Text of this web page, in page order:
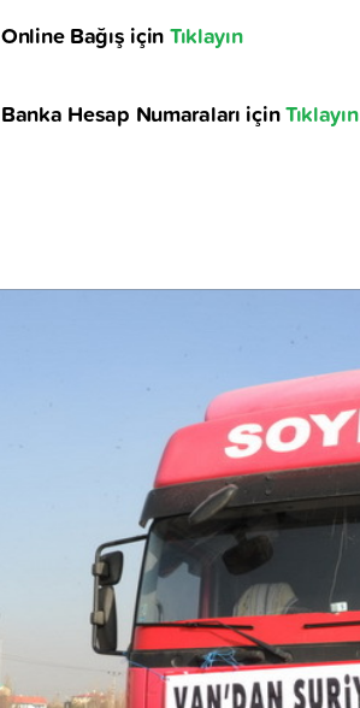
Online Bağış içinTıklayın
Banka Hesap Numaraları içinTıklayın